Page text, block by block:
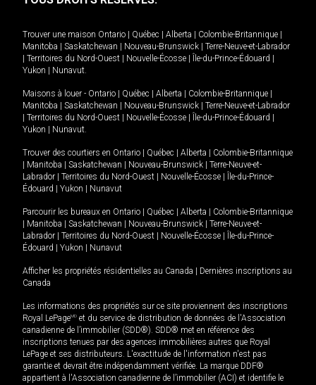
Trouver une maison Ontario Québec Alberta Colombie-Britannique
Manitoba
Saskatchewan Nouveau-Brunswick
Terre-Neuve-et-Labrador
Territoires du Nord-Ouest Nouvelle-Écosse Île-du-Prince-Édouard
Yukon
Nunavut.
Maisons à louer - Ontario Québec Alberta Colombie-Britannique
Manitoba
Saskatchewan Nouveau-Brunswick
Terre-Neuve-et-Labrador
Territoires du Nord-Ouest Nouvelle-Écosse Île-du-Prince-Édouard
Yukon
Nunavut.
Trouver des courtiers en Ontario Québec Alberta
Colombie-Britannique
Manitoba Saskatchewan Nouveau-Brunswick
Terre-Neuve-et-
Labrador
Territoires du Nord-Ouest Nouvelle-Écosse
Île-du-Prince-
Édouard
Yukon Nunavut
Parcourir les bureaux en Ontario Québec Alberta
Colombie-Britannique
Manitoba Saskatchewan Nouveau-Brunswick
Terre-Neuve-et-
Labrador
Territoires du Nord-Ouest Nouvelle-Écosse
Île-du-Prince-
Édouard
Yukon Nunavut
Afficher les propriétés résidentielles au Canada
Dernières inscriptions au
Canada
Les informations des propriétés sur ce site proviennent des inscriptions
Royal LePageMD et du service de distribution de données de l'Association
canadienne de l’immobilier (SDD®). SDD® met en référence des
inscriptions tenues par des agences immobilières autres que Royal
LePage et ses distributeurs. L'exactitude de l'information n'est pas
garantie et devrait être indépendamment vérifiée. La marque DDF®
appartient à l'Association canadienne de l’immobilier (ACI) et identifie le